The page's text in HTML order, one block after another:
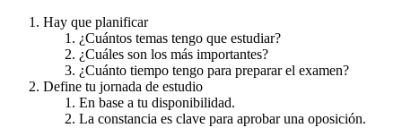
Hay que planificar
¿Cuántos temas tengo que estudiar?
¿Cuáles son los más importantes?
¿Cuánto tiempo tengo para preparar el examen?
Define tu jornada de estudio
En base a tu disponibilidad.
La constancia es clave para aprobar una oposición.